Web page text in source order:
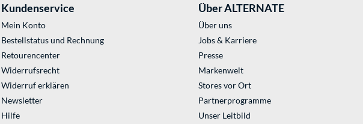
Kundenservice
Mein Konto
Bestellstatus und Rechnung
Retourencenter
Widerrufsrecht
Widerruf erklären
Newsletter
Hilfe
Über ALTERNATE
Über uns
Jobs & Karriere
Presse
Markenwelt
Stores vor Ort
Partnerprogramme
Unser Leitbild